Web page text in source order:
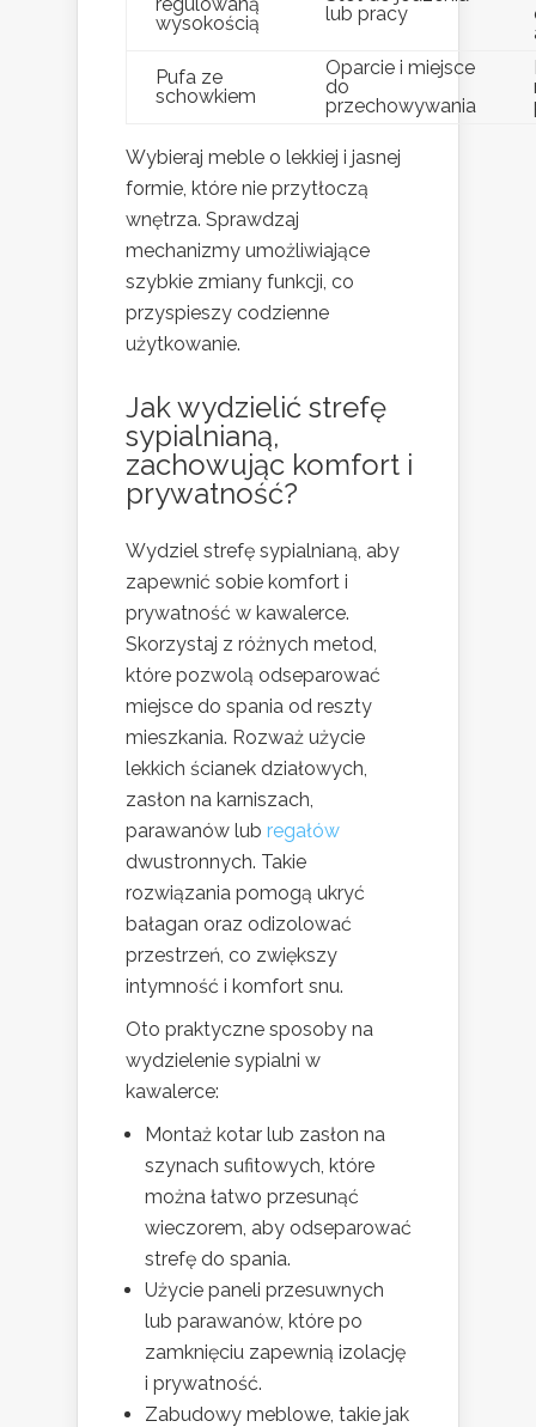
wysokością
lub pracy
Pufa ze
schowkiem
Oparcie i miejsce
do
przechowywania
Wybieraj meble o lekkiej i jasnej
formie, które nie przytłoczą
wnętrza. Sprawdzaj
mechanizmy umożliwiające
szybkie zmiany funkcji, co
przyspieszy codzienne
użytkowanie.
Jak wydzielić strefę
sypialnianą,
zachowując komfort i
prywatność?
Wydziel strefę sypialnianą, aby
zapewnić sobie komfort i
prywatność w kawalerce.
Skorzystaj z różnych metod,
które pozwolą odseparować
miejsce do spania od reszty
mieszkania. Rozważ użycie
lekkich ścianek działowych,
zasłon na karniszach,
parawanów lub regałów
dwustronnych. Takie
rozwiązania pomogą ukryć
bałagan oraz odizolować
przestrzeń, co zwiększy
intymność i komfort snu.
Oto praktyczne sposoby na
wydzielenie sypialni w
kawalerce:
Montaż kotar lub zasłon na
szynach sufitowych, które
można łatwo przesunąć
wieczorem, aby odseparować
strefę do spania.
Użycie paneli przesuwnych
lub parawanów, które po
zamknięciu zapewnią izolację
i prywatność.
Zabudowy meblowe, takie jak